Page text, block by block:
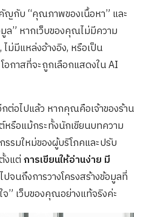
ญกับ “คุณภาพของเนื้อหา” และ
ล” หากเว็บของคุณไม่มีความ
ไม่มีแหล่งอ้างอิง, หรือเป็น
อกาสที่จะถูกเลือกแสดงใน AI
ต่อไปแล้ว หากคุณคือเจ้าของร้าน
หรือแม้กระทั้งนักเขียนบทความ
รรมใหม่ของผู้บริโภคและปรับ
งแต่การเขียนให้อ่านง่าย มี
ไปจนถึงการวางโครงสร้างข้อมูลที่
จ” เว็บของคุณอย่างแท้จริงค่ะ